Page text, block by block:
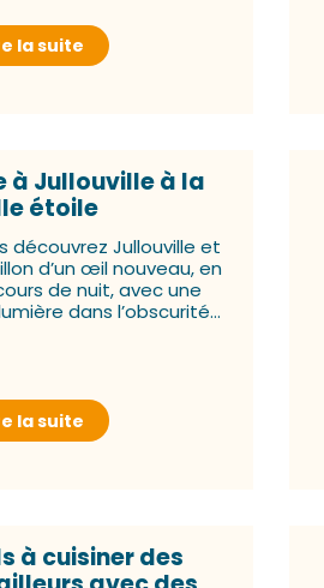
la suite
à Jullouville à la
étoile
découvrez Jullouville et
d’un œil nouveau, en
de nuit, avec une
dans l’obscurité…
la suite
à cuisiner des